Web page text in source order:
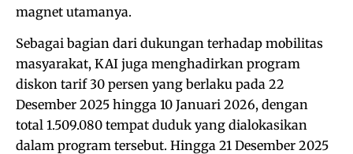
magnet utamanya.
Sebagai bagian dari dukungan terhadap mobilitas
masyarakat, KAI juga menghadirkan program
diskon tarif 30 persen yang berlaku pada 22
Desember 2025 hingga 10 Januari 2026, dengan
total 1.509.080 tempat duduk yang dialokasikan
dalam program tersebut. Hingga 21 Desember 2025